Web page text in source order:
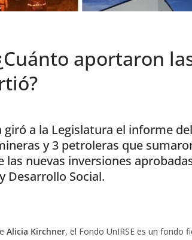
aportaron
a la Legislatura el informe
y 3 petroleras que
las nuevas inversiones
Desarrollo Social.
Alicia Kirchner, el Fondo UnIRSE es un fondo